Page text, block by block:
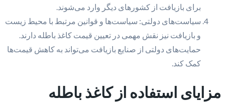
برای بازیافت از کشورهای دیگر وارد می‌شوند.
سیاست‌های دولتی: سیاست‌ها و قوانین مرتبط با محیط زیست
و بازیافت نیز نقش مهمی در تعیین قیمت کاغذ باطله دارند.
حمایت‌های دولتی از صنایع بازیافت می‌تواند به کاهش قیمت‌ها
کمک کند.
مزایای استفاده از کاغذ باطله